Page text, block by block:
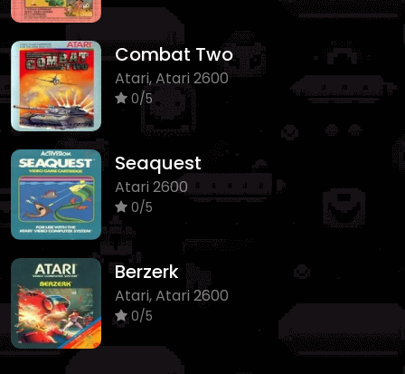
Combat Two
Atari, Atari 2600
0/5
Seaquest
Atari 2600
0/5
Berzerk
Atari, Atari 2600
0/5